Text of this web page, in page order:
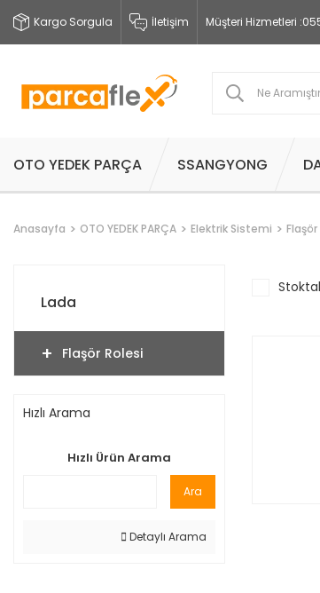
Kargo Sorgula İletişim Müşteri Hizmetleri :
OTO YEDEK PARÇA SSANGYONG
Anasayfa OTO YEDEK PARÇA Elektrik Sistemi
Lada
Flaşör Rolesi
Hızlı Arama
Hızlı Ürün Arama
Ara
Detaylı Arama